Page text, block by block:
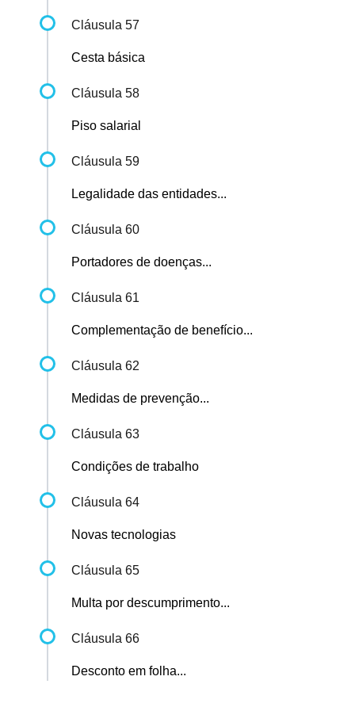
Cláusula 57
Cesta básica
Cláusula 58
Piso salarial
Cláusula 59
Legalidade das entidades...
Cláusula 60
Portadores de doenças...
Cláusula 61
Complementação de benefício...
Cláusula 62
Medidas de prevenção...
Cláusula 63
Condições de trabalho
Cláusula 64
Novas tecnologias
Cláusula 65
Multa por descumprimento...
Cláusula 66
Desconto em folha...